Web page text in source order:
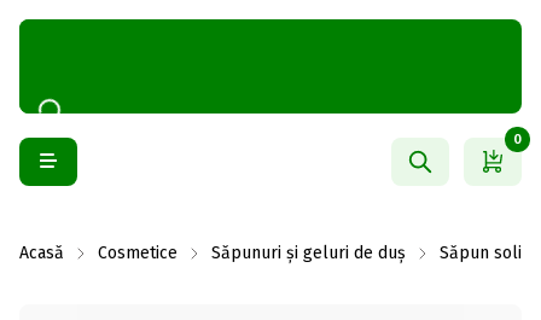
0
Acasă Cosmetice Săpunuri și geluri de duș Săpun solid